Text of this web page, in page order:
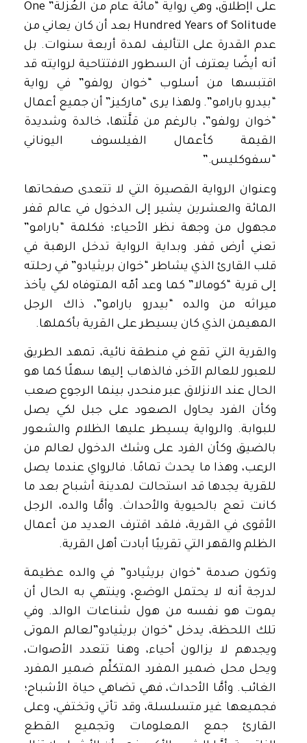
على اإطلاق، وهي رواية “مائة عام من العُزلة” One
Hundred Years of Solitude بعد أن كان يعاني من
عدم القدرة على التأليف لمدة أربعة سنوات. بل
أنه أيضًا يعترف أن السطور الافتتاحية لروايته قد
اقتبسها من أسلوب “خوان رولفو” في رواية
“بيدرو بارامو”. ولهذا يرى “ماركيز” أن جميع أعمال
“خوان رولفو”، بالرغم من قلَّتها، خالدة وشديدة
القيمة كأعمال الفيلسوف اليوناني
“سفوكليس.”
وعنوان الرواية القصيرة التي لا تتعدى صفحاتها
المائة والعشرين يشير إلى الدخول في عالم قفر
مجهول من وجهة نظر الأحياء؛ فكلمة “بارامو”
تعني أرض قفر. وبداية الرواية تدخل الرهبة في
قلب القارئ الذي يشاطر “خوان بريثيادو” في رحلته
إلى قرية “كومالا” كما وعد أمّه المتوفاه لكي يأخذ
ميراثه من والده “بيدرو بارامو”، ذاك الرجل
المهيمن الذي كان يسيطر على القرية بأكملها.
والقرية التي تقع في منطقة نائية، تمهد الطريق
للعبور للعالم الآخر، فالذهاب إليها سهلًا كما هو
الحال عند الانزلاق عبر منحدر، بينما الرجوع صعب
وكأن الفرد يحاول الصعود على جبل لكي يصل
للبوابة. والرواية يسيطر عليها الظلام والشعور
بالضيق وكأن الفرد على وشك الدخول لعالم من
الرعب، وهذا ما يحدث تمامًا. فالرواي عندما يصل
للقرية يجدها قد استحالت لمدينة أشباح بعد ما
كانت تعج بالحيوية والأحداث. وأمَّا والده، الرجل
الأقوى في القرية، فلقد اقترف العديد من أعمال
الظلم والقهر التي تقريبًا أبادت أهل القرية.
وتكون صدمة “خوان بريثيادو” في والده عظيمة
لدرجة أنه لا يحتمل الوضع، وينتهي به الحال أن
يموت هو نفسه من هول شناعات الوالد. وفي
تلك اللحظة، يدخل “خوان بريثيادو”لعالم الموتى
ويجدهم لا يزالون أحياء، وهنا تتعدد الأصوات،
ويحل محل ضمير المفرد المتكلِّم ضمير المفرد
الغائب. وأمَّا الأحداث، فهي تضاهي حياة الأشباح؛
فجميعها غير متسلسلة، وقد تأتي وتختفي، وعلى
القارئ جمع المعلومات وتجميع القطع